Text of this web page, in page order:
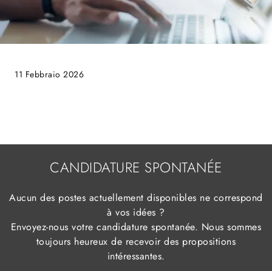
11 Febbraio 2026
CANDIDATURE SPONTANÉE
Aucun des postes actuellement disponibles ne correspond
à vos idées ?
Envoyez-nous votre candidature spontanée. Nous sommes
toujours heureux de recevoir des propositions
intéressantes.